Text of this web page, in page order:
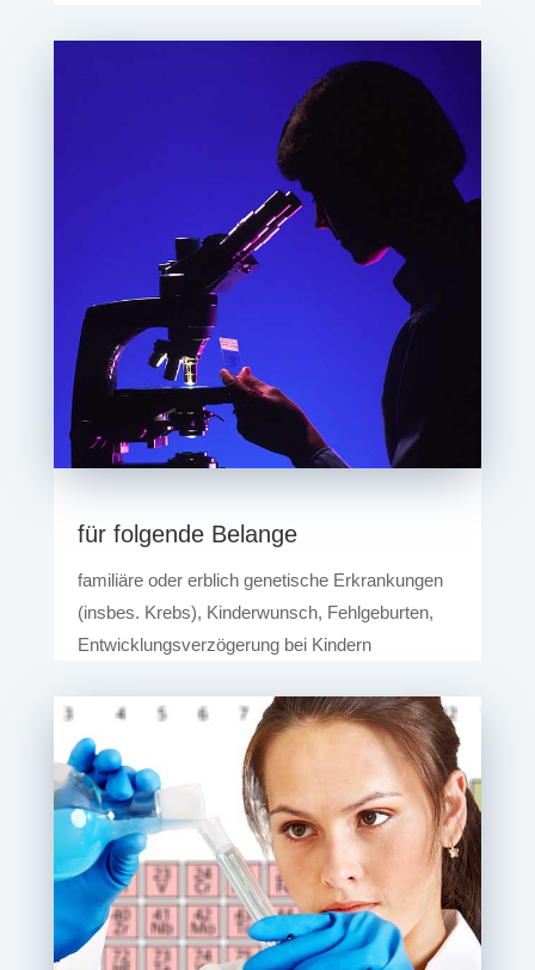
für fol­gen­de Belange
fami­liä­re oder erb­lich gene­ti­sche Erkran­kun­gen
(ins­bes. Krebs), Kin­der­wunsch, Fehl­ge­bur­ten,
Ent­wick­lungs­ver­zö­ge­rung bei Kindern